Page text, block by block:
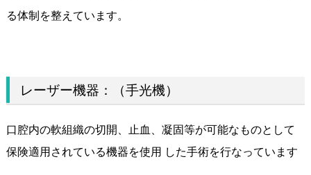
る体制を整えています。
レーザー機器：（手光機）
口腔内の軟組織の切開、止血、凝固等が可能なものとして
保険適用されている機器を使用 した手術を行なっています